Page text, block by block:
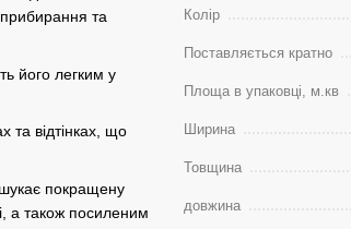
прибирання та
його легким у
та відтінках, що
покращену
а також посиленим
Колір
Поставляється кратно
Площа в упаковці, м.кв
Ширина
Товщина
довжина